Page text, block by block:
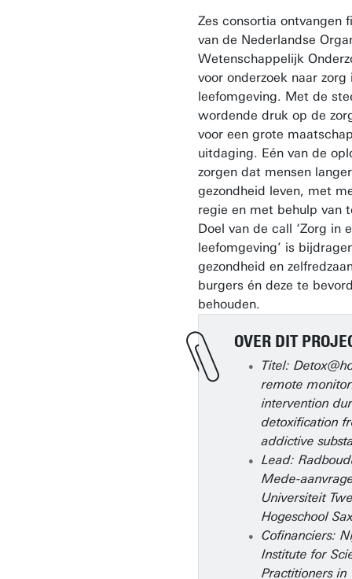
Zes consortia ontvangen
van de Nederlandse
Wetenschappelijk
voor onderzoek naar zorg
leefomgeving. Met de
wordende druk op de
voor een grote
uitdaging. Eén van de
zorgen dat mensen
gezondheid leven, met
regie en met behulp van
Doel van de call ‘Zorg in
leefomgeving’ is
gezondheid en
burgers én deze te
behouden.
OVER DIT
Titel:
remote
intervention
detoxification
addictive
Lead:
Mede-
Universiteit
Hogeschool
Cofinanciers:
Institute for
Practitioners in